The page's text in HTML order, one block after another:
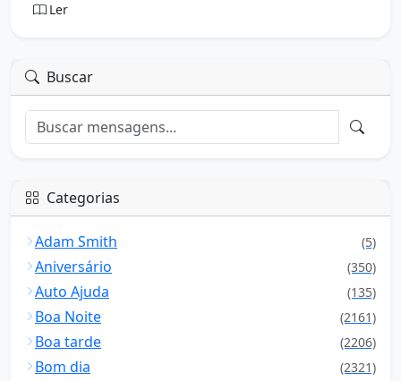
Ler
Buscar
Categorias
Adam Smith (5)
Aniversário (350)
Auto Ajuda (135)
Boa Noite (2161)
Boa tarde (2206)
Bom dia (2321)